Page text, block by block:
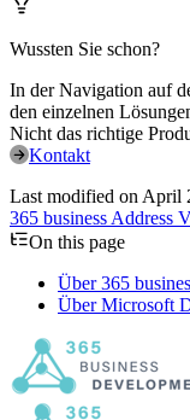
Wussten Sie schon?
In der Navigation auf
den einzelnen
Nicht das richtige
Kontakt
Last modified on April
365 business Address
On this page
Über 365
Über Microsoft